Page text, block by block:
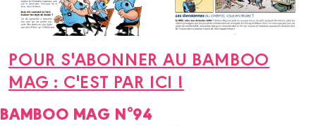
POUR S'ABONNER AU BAMBOO
MAG : C'EST PAR ICI !
BAMBOO MAG N°94